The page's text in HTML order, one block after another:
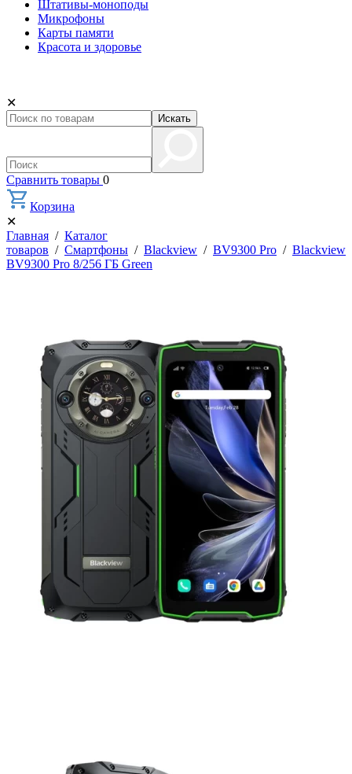
Штативы-моноподы
Микрофоны
Карты памяти
Красота и здоровье
✕
Искать
Сравнить товары 0
Корзина
✕
Главная / Каталог
товаров / Смартфоны / Blackview / BV9300 Pro / Blackview
BV9300 Pro 8/256 ГБ Green